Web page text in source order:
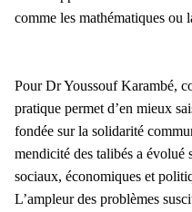
comme les mathématiques ou
Pour Dr Youssouf Karambé,
pratique permet d’en mieux
fondée sur la solidarité
mendicité des talibés a évolué
sociaux, économiques et
L’ampleur des problèmes